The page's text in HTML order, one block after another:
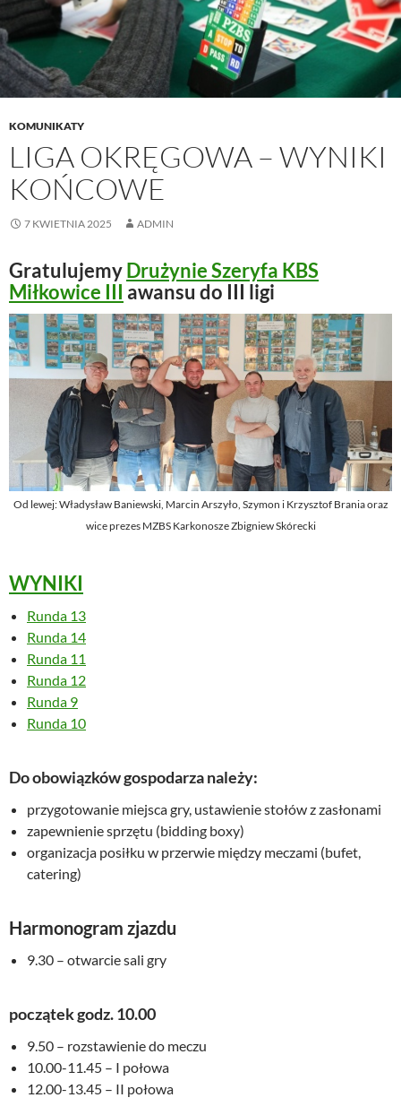
KOMUNIKATY
LIGA OKRĘGOWA – WYNIKI
KOŃCOWE
7 KWIETNIA 2025 ADMIN
GratulujemyDrużynie Szeryfa KBS
Miłkowice III awansu do III ligi
Od lewej: Władysław Baniewski, Marcin Arszyło, Szymon i Krzysztof Brania oraz
wice prezes MZBS Karkonosze Zbigniew Skórecki
WYNIKI
Runda 13
Runda 14
Runda 11
Runda 12
Runda 9
Runda 10
Do obowiązków gospodarza należy:
przygotowanie miejsca gry, ustawienie stołów z zasłonami
zapewnienie sprzętu (bidding boxy)
organizacja posiłku w przerwie między meczami (bufet,
catering)
Harmonogram zjazdu
9.30 – otwarcie sali gry
początek godz. 10.00
9.50 – rozstawienie do meczu
10.00-11.45 – I połowa
12.00-13.45 – II połowa